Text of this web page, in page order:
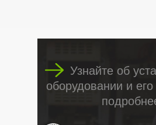
Узнайте об
оборудовании и